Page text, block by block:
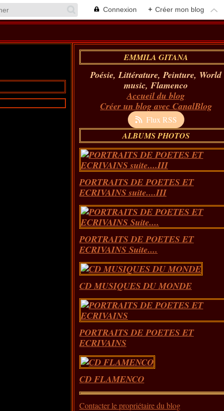
Connexion + Créer mon blog
EMMILA GITANA
Poésie, Littérature, Peinture, World
music, Flamenco
Accueil du blog
Créer un blog avec CanalBlog
Flux RSS
ALBUMS PHOTOS
PORTRAITS DE POETES ET
ECRIVAINS suite....III
PORTRAITS DE POETES ET
ECRIVAINS Suite....
CD MUSIQUES DU MONDE
PORTRAITS DE POETES ET
ECRIVAINS
CD FLAMENCO
Contacter le propriétaire du blog